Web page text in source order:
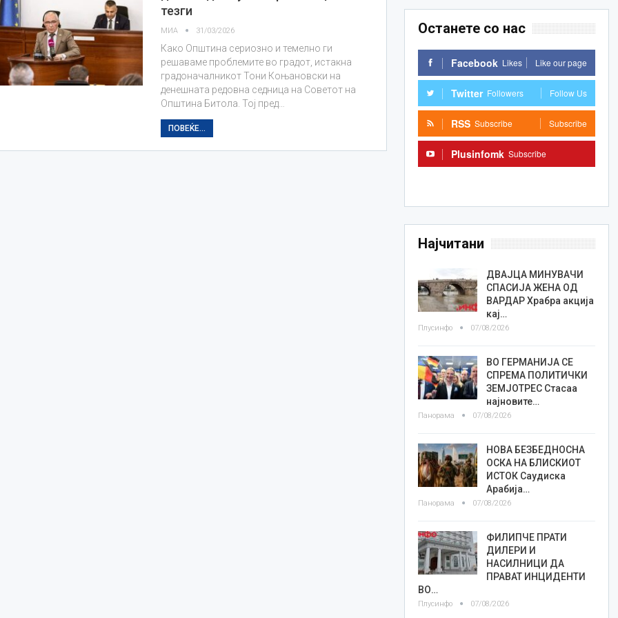
тезги
МИА 31/03/2026
Како Општина сериозно и темелно ги
решаваме проблемите во градот, истакна
градоначалникот Тони Коњановски на
денешната редовна седница на Советот на
Општина Битола. Тој пред…
ПОВЕЌЕ...
Останете со нас
Facebook Likes Like our page
Twitter Followers Follow Us
RSS Subscribe Subscribe
Plusinfomk Subscribe
Најчитани
ДВАЈЦА МИНУВАЧИ
СПАСИЈА ЖЕНА ОД
ВАРДАР Храбра акција
кај…
Плусинфо 07/08/2026
ВО ГЕРМАНИЈА СЕ
СПРЕМА ПОЛИТИЧКИ
ЗЕМЈОТРЕС Стасаа
најновите…
Панорама 07/08/2026
НОВА БЕЗБЕДНОСНА
ОСКА НА БЛИСКИОТ
ИСТОК Саудиска
Арабија…
Панорама 07/08/2026
ФИЛИПЧЕ ПРАТИ
ДИЛЕРИ И
НАСИЛНИЦИ ДА
ПРАВАТ ИНЦИДЕНТИ
ВО…
Плусинфо 07/08/2026